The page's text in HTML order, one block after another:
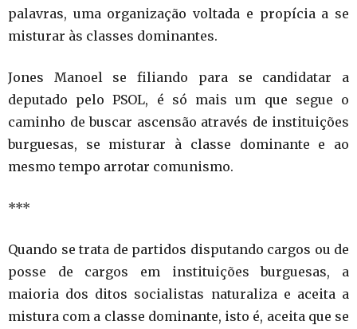
palavras, uma organização voltada e propícia a se
misturar às classes dominantes.
Jones Manoel se filiando para se candidatar a
deputado pelo PSOL, é só mais um que segue o
caminho de buscar ascensão através de instituições
burguesas, se misturar à classe dominante e ao
mesmo tempo arrotar comunismo.
***
Quando se trata de partidos disputando cargos ou de
posse de cargos em instituições burguesas, a
maioria dos ditos socialistas naturaliza e aceita a
mistura com a classe dominante, isto é, aceita que se